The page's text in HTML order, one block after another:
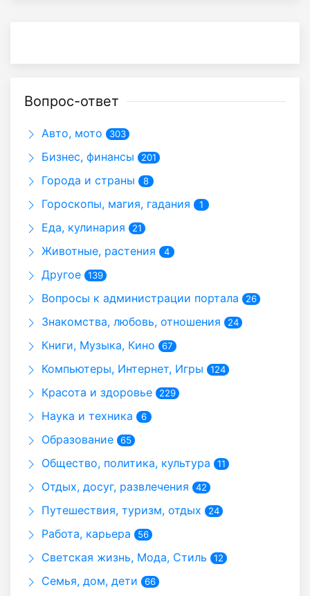
Вопрос-ответ
Авто, мото 303
Бизнес, финансы 201
Города и страны 8
Гороскопы, магия, гадания 1
Еда, кулинария 21
Животные, растения 4
Другое 139
Вопросы к администрации портала 26
Знакомства, любовь, отношения 24
Книги, Музыка, Кино 67
Компьютеры, Интернет, Игры 124
Красота и здоровье 229
Наука и техника 6
Образование 65
Общество, политика, культура 11
Отдых, досуг, развлечения 42
Путешествия, туризм, отдых 24
Работа, карьера 56
Светская жизнь, Мода, Стиль 12
Семья, дом, дети 66